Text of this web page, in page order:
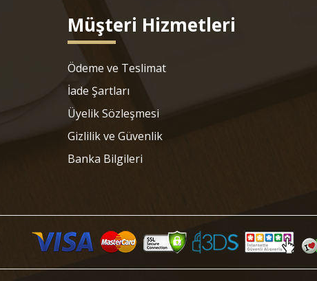
Müşteri Hizmetleri
Ödeme ve Teslimat
İade Şartları
Üyelik Sözleşmesi
Gizlilik ve Güvenlik
Banka Bilgileri